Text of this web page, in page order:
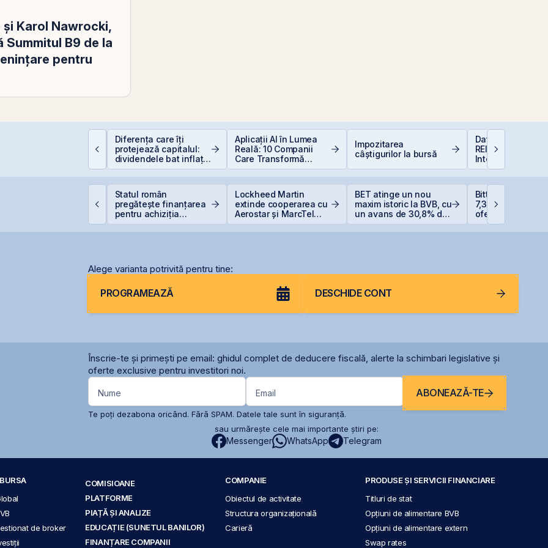
și Karol Nawrocki,
B9 de la
pentru
Diferența care îți
protejează capitalul:
dividendele bat inflația
(+5% vs. −6%)
Aplicații AI în Lumea
Reală: 10 Companii
Care Transformă
Industriile
Impozitarea
câștigurilor la bursă
Data Center REIT
REIT-ul în era
Inteligenței
Statul român
pregătește finanțarea
pentru achiziția
Lockheed Martin
extinde cooperarea cu
Aerostar și MarcTel
BET atinge un nou
maxim istoric la BVB, cu
un avans de 30,8% de
Bittnet Systems
7,33 milioane
oferta de
BNET31E
Alege varianta potrivită pentru tine:
PROGRAMEAZĂ DESCHIDE CONT
Înscrie-te și primești pe email: ghidul complet de deducere fiscală, alerte la schimbari legislative și
oferte exclusive pentru investitori noi.
Nume Email ABONEAZĂ-TE
Te poți dezabona oricând. Fără SPAM. Datele tale sunt în siguranță.
sau urmărește cele mai importante știri pe:
Messenger WhatsApp Telegram
de broker
COMISIOANE
PLATFORME
PIAȚĂ ȘI ANALIZE
EDUCAȚIE (SUNETUL BANILOR)
FINANȚARE COMPANII
COMPANIE
Obiectul de activitate
Structura organizațională
Carieră
PRODUSE ȘI SERVICII FINANCIARE
Titluri de stat
Opțiuni de alimentare BVB
Opțiuni de alimentare extern
Swap rates